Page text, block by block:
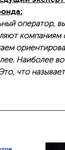
оператор,
Наиболее
что